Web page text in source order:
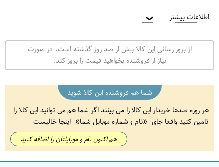
اطلاعات بیشتر ❯
از بروز رسانی این کالا بیش از صد روز گذشته است. در صورت
نیاز از فروشنده بخواهید قیمت را بروز کند.
شما هم فروشنده این کالا شوید
هر روزه صدها خریدار این کالا را می بینند اگر شما هم می توانید این کالا را
تامین کنید واقعا جای
نام و شماره موبایل شما اینجا خالیست
هم اکنون نام و موبایلتان را اضافه کنید